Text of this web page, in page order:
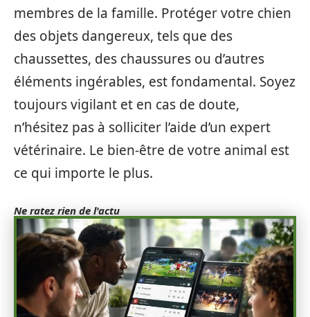
membres de la famille. Protéger votre chien
des objets dangereux, tels que des
chaussettes, des chaussures ou d’autres
éléments ingérables, est fondamental. Soyez
toujours vigilant et en cas de doute,
n’hésitez pas à solliciter l’aide d’un expert
vétérinaire. Le bien-être de votre animal est
ce qui importe le plus.
Ne ratez rien de l'actu